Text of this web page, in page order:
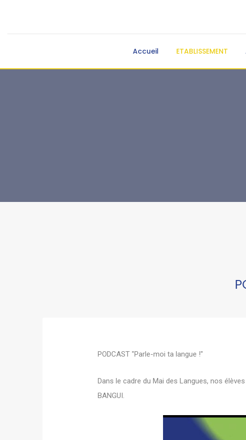
Accueil ETABLISSEMENT
PODCAST "Parle-moi ta langue !"
Dans le cadre du Mai des Langues, nos
BANGUI.